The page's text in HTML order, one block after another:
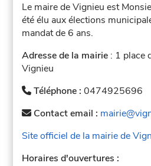
Le maire de Vignieu est
été élu aux élections
mandat de 6 ans.
Adresse de la mairie : 1 place
Vignieu
Téléphone :0474925696
Contact email :
Site officiel de la mairie de
Horaires d'ouvertures :